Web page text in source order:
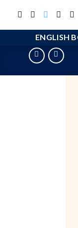
ENGLISH